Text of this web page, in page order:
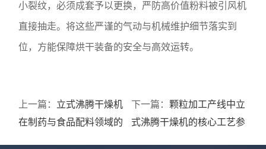
小裂纹，必须成套予以更换，严防高价值粉料被引风机
直接抽走。将这些严谨的气动与机械维护细节落实到
位，方能保障烘干装备的安全与高效运转。
上一篇： 立式沸腾干燥机
在制药与食品配料领域的
下一篇： 颗粒加工产线中立
式沸腾干燥机的核心工艺参